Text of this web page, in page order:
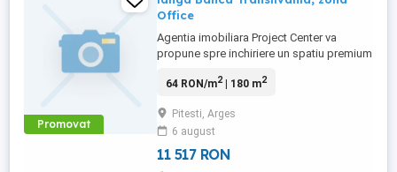
Promovat
Office
Agentia imobiliara Project Center va
propune spre inchiriere un spatiu premium
al unui imobil modern, dotat cu lift, avand
institutii publice, banci si alte puncte de
interes. Pozitionarea excelenta, intr-o zona
cu trafic ...
64 RON/m2| 180 m2
Pitesti, Arges
6 august
11 517 RON